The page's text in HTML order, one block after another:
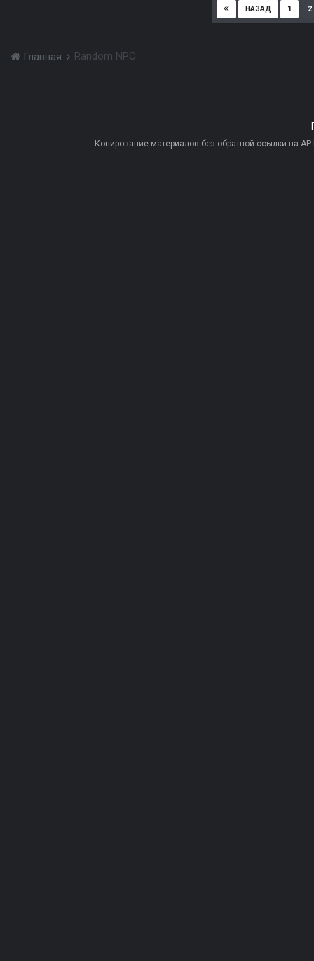
НАЗАД 1 2
Главная Random NPC
Копирование материалов без обратной ссылки на